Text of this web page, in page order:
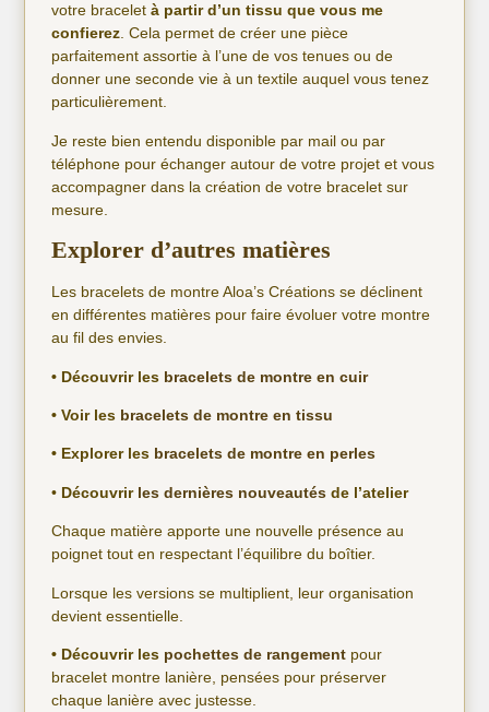
votre braceletà partir d’un tissu que vous me
confierez. Cela permet de créer une pièce
parfaitement assortie à l’une de vos tenues ou de
donner une seconde vie à un textile auquel vous tenez
particulièrement.
Je reste bien entendu disponible par mail ou par
téléphone pour échanger autour de votre projet et vous
accompagner dans la création de votre bracelet sur
mesure.
Explorer d’autres matières
Les bracelets de montre Aloa’s Créations se déclinent
en différentes matières pour faire évoluer votre montre
au fil des envies.
• Découvrir les bracelets de montre en cuir
• Voir les bracelets de montre en tissu
• Explorer les bracelets de montre en perles
• Découvrir les dernières nouveautés de l’atelier
Chaque matière apporte une nouvelle présence au
poignet tout en respectant l’équilibre du boîtier.
Lorsque les versions se multiplient, leur organisation
devient essentielle.
• Découvrir les pochettes de rangement pour
bracelet montre lanière, pensées pour préserver
chaque lanière avec justesse.